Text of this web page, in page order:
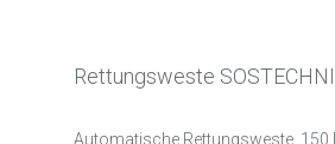
Rettungsweste
Automatische Rettungsweste, 150